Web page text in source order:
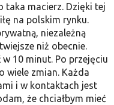
macierz. Dzięki tej
na polskim rynku.
niezależną
niż obecnie.
w 10 minut. Po przejęciu
wiele zmian. Każda
i w kontaktach jest
że chciałbym mieć